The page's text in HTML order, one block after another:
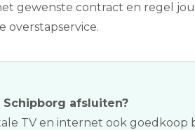
gewenste contract en regel
overstapservice.
Schipborg afsluiten?
TV en internet ook goedkoop